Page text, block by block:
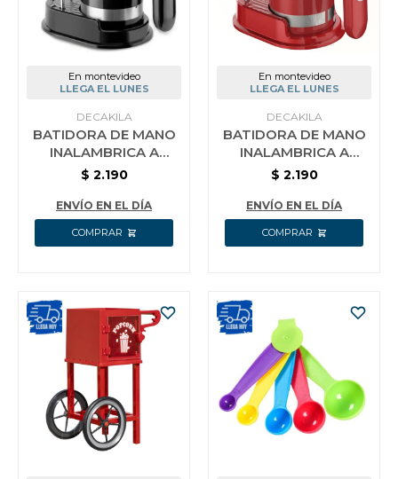
En montevideo
LLEGA EL LUNES
DECAKILA
BATIDORA DE MANO
INALAMBRICA A
BATERIA DECAKILA
$ 2.190
ENVÍO EN EL DÍA
En montevideo
LLEGA EL LUNES
DECAKILA
BATIDORA DE MANO
INALAMBRICA A
BATERIA DECAKILA
$ 2.190
ENVÍO EN EL DÍA